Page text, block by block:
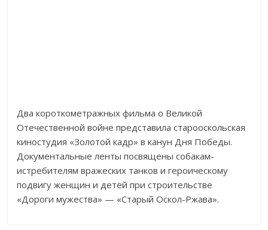
Два короткометражных фильма о Великой
Отечественной войне представила старооскольская
киностудия «Золотой кадр» в канун Дня Победы.
Документальные ленты посвящены собакам-
истребителям вражеских танков и героическому
подвигу женщин и детей при строительстве
«Дороги мужества» — «Старый Оскол-Ржава».